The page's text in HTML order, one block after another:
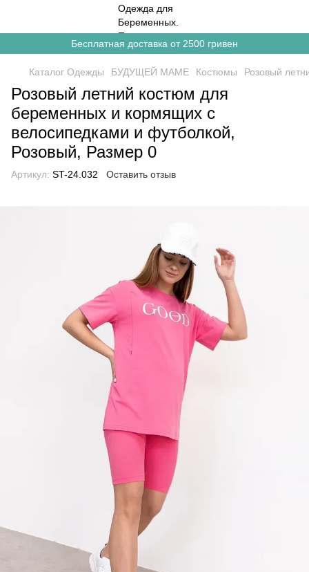
Бесплатная доставка от 2500 гривен
Каталог Одежды БУДУЩЕЙ МАМЕ Костюмы Розовый
Розовый летний костюм для
беременных и кормящих с
велосипедками и футболкой,
Розовый, Размер 0
Артикул: ST-24.032 Оставить отзыв